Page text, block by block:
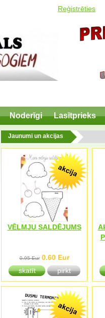
Reģistrēties
Noderīgi Lasītprieks
Jaunumi un akcijas
VĒLMJU SALDĒJUMS
0.95 Eur 0.60 Eur
skatīt
pirkt